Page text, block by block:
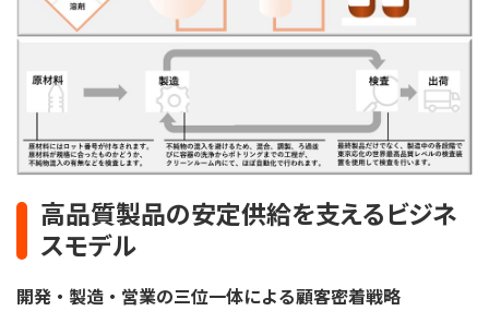
高品質製品の安定供給を支えるビジネ
スモデル
開発・製造・営業の三位一体による顧客密着戦略